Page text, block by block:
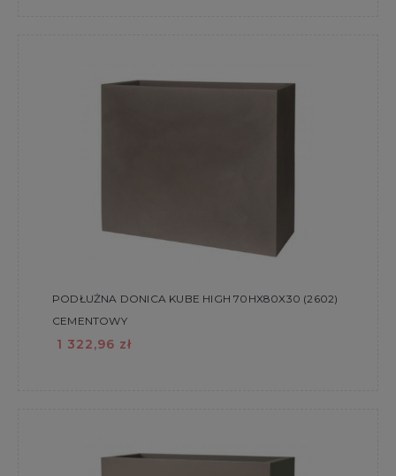
PODŁUŻNA DONICA KUBE HIGH 70HX80X30 (2602)
CEMENTOWY
1 322,96 zł